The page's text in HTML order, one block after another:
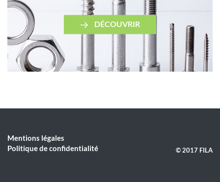
DÉCOUVRIR
Mentions légales
Politique de confidentialité
© 2017 FILA